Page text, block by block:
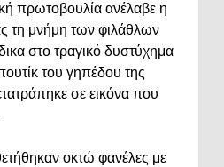
πρωτοβουλία ανέλαβε η
τη μνήμη των φιλάθλων
στο τραγικό δυστύχημα
του γηπέδου της
σε εικόνα που
οκτώ φανέλες με